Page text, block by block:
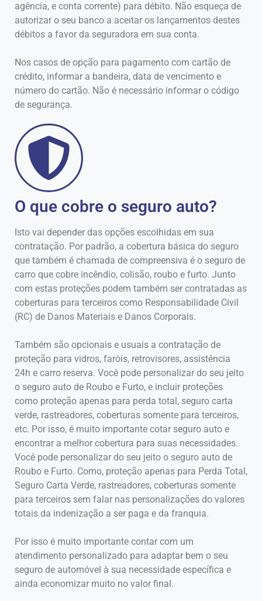
agência, e conta corrente) para débito. Não esqueça de
autorizar o seu banco a aceitar os lançamentos destes
débitos a favor da seguradora em sua conta.
Nos casos de opção para pagamento com cartão de
crédito, informar a bandeira, data de vencimento e
número do cartão. Não é necessário informar o código
de segurança.
O que cobre o seguro auto?
Isto vai depender das opções escolhidas em sua
contratação. Por padrão, a cobertura básica do seguro
que também é chamada de compreensiva é o seguro de
carro que cobre incêndio, colisão, roubo e furto. Junto
com estas proteções podem também ser contratadas as
coberturas para terceiros como Responsabilidade Civil
(RC) de Danos Materiais e Danos Corporais.
Também são opcionais e usuais a contratação de
proteção para vidros, faróis, retrovisores, assistência
24h e carro reserva. Você pode personalizar do seu jeito
o seguro auto de Roubo e Furto, e incluir proteções
como proteção apenas para perda total, seguro carta
verde, rastreadores, coberturas somente para terceiros,
etc. Por isso, é muito importante cotar seguro auto e
encontrar a melhor cobertura para suas necessidades.
Você pode personalizar do seu jeito o seguro auto de
Roubo e Furto. Como, proteção apenas para Perda Total,
Seguro Carta Verde, rastreadores, coberturas somente
para terceiros sem falar nas personalizações do valores
totais da indenização a ser paga e da franquia.
Por isso é muito importante contar com um
atendimento personalizado para adaptar bem o seu
seguro de automóvel à sua necessidade específica e
ainda economizar muito no valor final.